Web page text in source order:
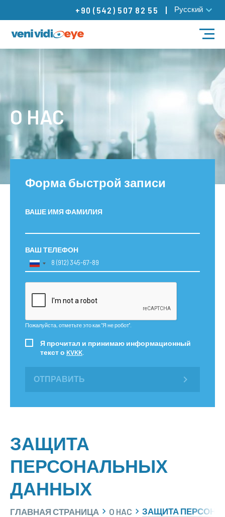
+90 (542) 507 82 55 Русский
НАШИ ВРАЧИ
НАШИ ЦЕНТРЫ
БЛОГ
Контакты
O HAC
Форма быстрой записи
ВАШЕ ИМЯ ФАМИЛИЯ
ВАШ ТЕЛЕФОН
Пожалуйста, отметьте это как "Я не робот".
Я прочитал и принимаю информационный
текст о KVKK.
ОТПРАВИТЬ
ЗАЩИТА
ПЕРСОНАЛЬНЫХ
ДАННЫХ
ГЛАВНАЯ СТРАНИЦА O HAC ЗАЩИТА